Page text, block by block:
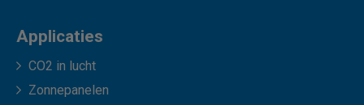
Applicaties
CO2 in lucht
Zonnepanelen